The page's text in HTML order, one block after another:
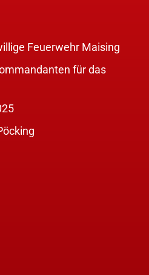
Feuerwehr Maising
für das